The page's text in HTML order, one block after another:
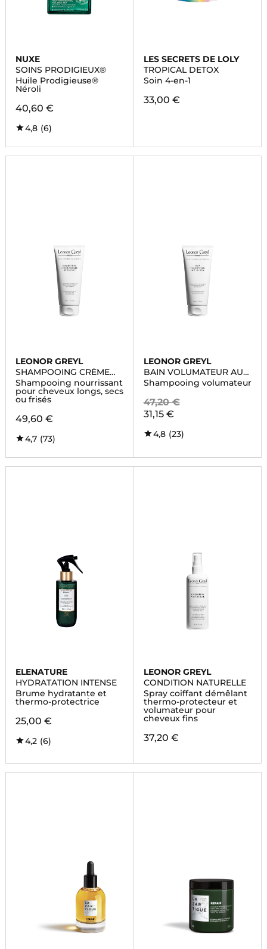
NUXE
SOINS PRODIGIEUX®
Huile Prodigieuse®
Néroli
40,60 €
4,8 (6)
LES SECRETS DE LOLY
TROPICAL DETOX
Soin 4-en-1
33,00 €
LEONOR GREYL
SHAMPOOING CRÈME
MOELLE DE BAMBOU
Shampooing nourrissant
pour cheveux longs, secs
ou frisés
49,60 €
4,7 (73)
LEONOR GREYL
BAIN VOLUMATEUR AUX
ALGUES
Shampooing volumateur
47,20 €
31,15 €
4,8 (23)
ELENATURE
HYDRATATION INTENSE
Brume hydratante et
thermo-protectrice
25,00 €
4,2 (6)
LEONOR GREYL
CONDITION NATURELLE
Spray coiffant démêlant
thermo-protecteur et
volumateur pour
cheveux fins
37,20 €